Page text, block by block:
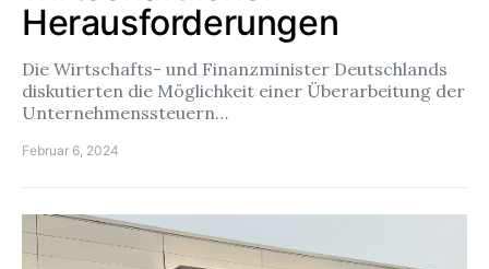
Herausforderungen
Die Wirtschafts- und Finanzminister Deutschlands
diskutierten die Möglichkeit einer Überarbeitung der
Unternehmenssteuern…
Februar 6, 2024